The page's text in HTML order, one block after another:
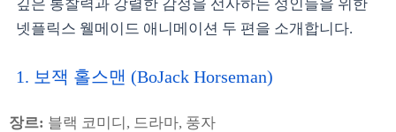
깊은 통찰력과 강렬한 감정을 선사하는 성인들을 위한
넷플릭스 웰메이드 애니메이션 두 편을 소개합니다.
1. 보잭 홀스맨 (BoJack Horseman)
장르: 블랙 코미디, 드라마, 풍자